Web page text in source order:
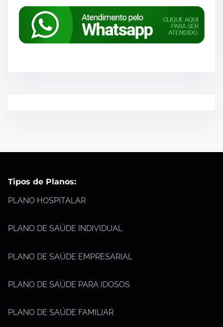
Tipos de Planos:
PLANO HOSPITALAR
PLANO DE SAÚDE INDIVIDUAL
PLANO DE SAÚDE EMPRESARIAL
PLANO DE SAÚDE PARA IDOSOS
PLANO DE SAÚDE FAMILIAR